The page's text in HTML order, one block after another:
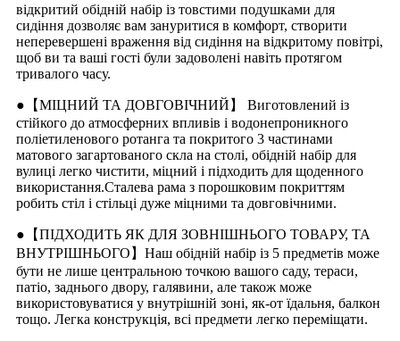
відкритий обідній набір із товстими подушками для
сидіння дозволяє вам зануритися в комфорт, створити
неперевершені враження від сидіння на відкритому повітрі,
щоб ви та ваші гості були задоволені навіть протягом
тривалого часу.
●【МІЦНИЙ ТА ДОВГОВІЧНИЙ】 Виготовлений із
стійкого до атмосферних впливів і водонепроникного
поліетиленового ротанга та покритого 3 частинами
матового загартованого скла на столі, обідній набір для
вулиці легко чистити, міцний і підходить для щоденного
використання.Сталева рама з порошковим покриттям
робить стіл і стільці дуже міцними та довговічними.
●【ПІДХОДИТЬ ЯК ДЛЯ ЗОВНІШНЬОГО ТОВАРУ, ТА
ВНУТРІШНЬОГО】Наш обідній набір із 5 предметів може
бути не лише центральною точкою вашого саду, тераси,
патіо, заднього двору, галявини, але також може
використовуватися у внутрішній зоні, як-от їдальня, балкон
тощо. Легка конструкція, всі предмети легко переміщати.